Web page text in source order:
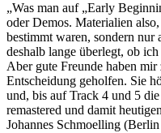
„Was man auf „Early
oder Demos. Materialien
bestimmt waren, sondern nur
deshalb lange überlegt, ob
Aber gute Freunde haben
Entscheidung geholfen. Sie
und, bis auf Track 4 und 5
remastered und damit
Johannes Schmoelling